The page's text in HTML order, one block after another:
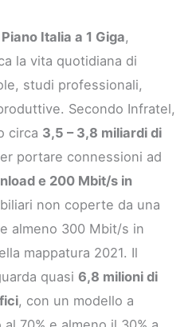
Piano Italia a 1 Giga,
la vita quotidiana di
studi professionali,
Secondo Infratel,
circa 3,5 – 3,8 miliardi di
portare connessioni ad
e 200 Mbit/s in
non coperte da una
almeno 300 Mbit/s in
mappatura 2021. Il
quasi6,8 milioni di
, con un modello a